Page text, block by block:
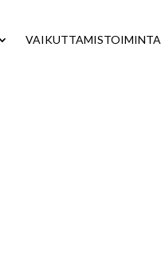
VAIKUTTAMISTOIMINTA